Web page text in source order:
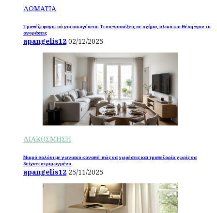
ΔΩΜΑΤΙΑ
Τραπέζι φαγητού για οικογένεια: Τι να προσέξεις σε σχήμα, υλικό και θέση πριν το
αγοράσεις
apangelis12 02/12/2025
ΔΙΑΚΟΣΜΗΣΗ
Μικρό σαλόνι με γωνιακό καναπέ: πώς να χωρέσεις και τραπεζαρία χωρίς να
δείχνει στριμωγμένο
apangelis12 25/11/2025